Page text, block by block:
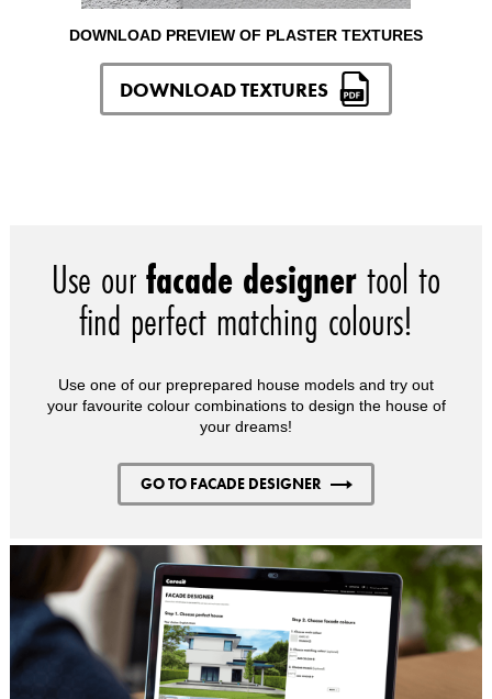
DOWNLOAD PREVIEW OF PLASTER TEXTURES
DOWNLOAD TEXTURES
Use ourfacade designertool to
find perfect matching colours!
Use one of our preprepared house models and try out
your favourite colour combinations to design the house of
your dreams!
GO TO FACADE DESIGNER